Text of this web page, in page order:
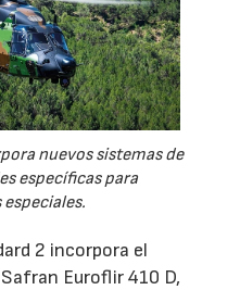
nuevos sistemas de
específicas para
2 incorpora el
Euroflir 410 D,